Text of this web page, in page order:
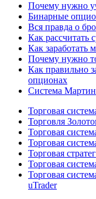
Почему нужно
Бинарные
Вся правда о
Как рассчитать
Как заработать
Почему нужно
Как правильно
опционах
Система
Торговая
Торговля
Торговая
Торговая
Торговая
Торговая
Торговая
uTrader